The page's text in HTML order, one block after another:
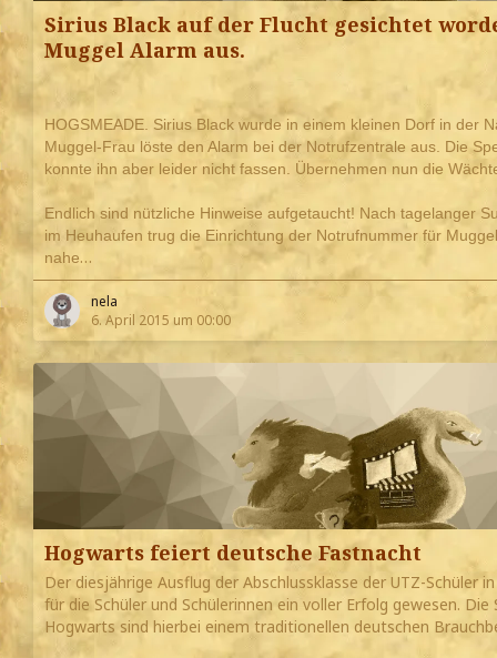
Sirius Black auf der Flucht gesichtet
Muggel Alarm aus.
HOGSMEADE. Sirius Black wurde in einem kleinen Dorf in der
Muggel-Frau löste den Alarm bei der Notrufzentrale aus. Die
konnte ihn aber leider nicht fassen. Übernehmen nun die
Endlich sind nützliche Hinweise aufgetaucht! Nach tagelanger
im Heuhaufen trug die Einrichtung der Notrufnummer für
nahe…
nela
6. April 2015 um 00:00
Hogwarts feiert deutsche Fastnacht
Der diesjährige Ausflug der Abschlussklasse der UTZ-Schüler
für die Schüler und Schülerinnen ein voller Erfolg gewesen. Die
Hogwarts sind hierbei einem traditionellen deutschen